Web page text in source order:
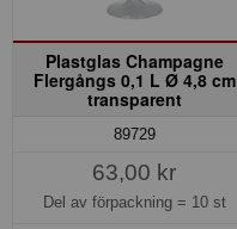
Plastglas Champagne
Flergångs 0,1 L Ø 4,8 cm
transparent
89729
63,00 kr
Del av förpackning = 10 st